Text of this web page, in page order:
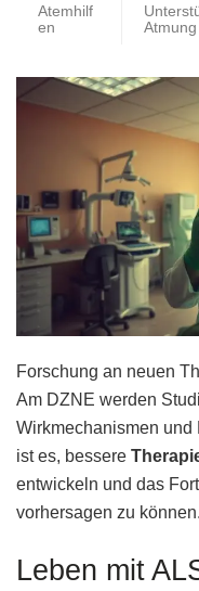
Atemhilf
en
Atmung
Forschung an neuen
Am DZNE werden
Wirkmechanismen und
ist es, bessere
entwickeln und das
vorhersagen zu können.
Leben mit